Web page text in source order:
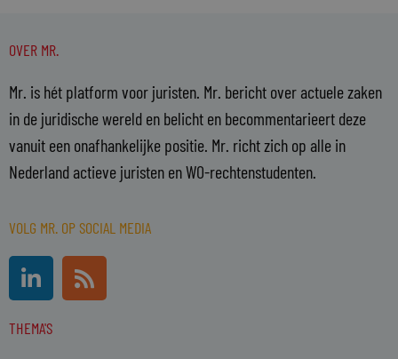
OVER MR.
Mr. is hét platform voor juristen. Mr. bericht over actuele zaken
in de juridische wereld en belicht en becommentarieert deze
vanuit een onafhankelijke positie. Mr. richt zich op alle in
Nederland actieve juristen en WO-rechtenstudenten.
VOLG MR. OP SOCIAL MEDIA
i
k
R
s
THEMA'S